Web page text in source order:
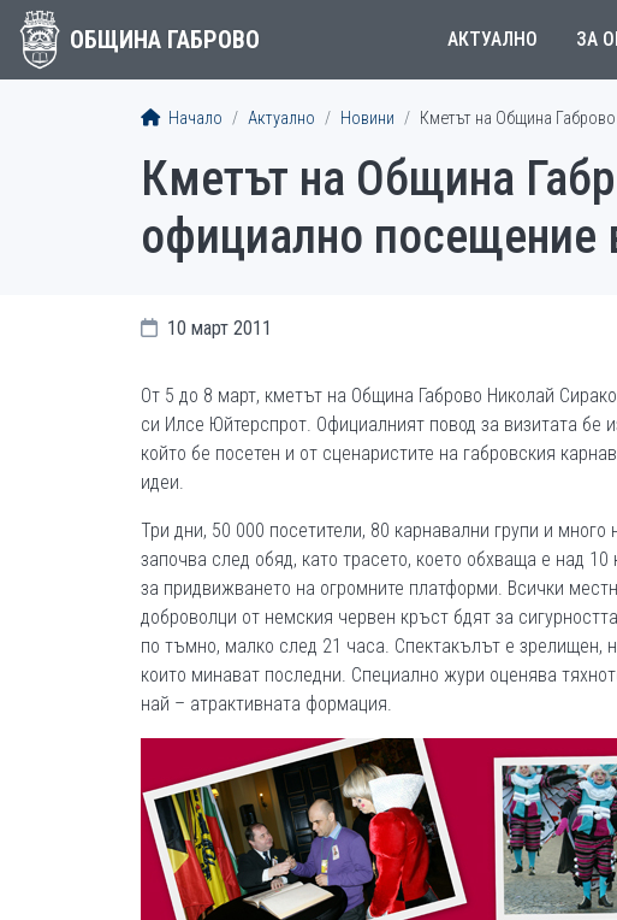
ОБЩИНА ГАБРОВО АКТУАЛНО ЗА
Начало Актуално Новини Кметът на Община
Кметът на Община
официално посещение
10 март 2011
От 5 до 8 март, кметът на Община Габрово Николай
си Илсе Юйтерспрот. Официалният повод за визитата бе
който бе посетен и от сценаристите на габровския
идеи.
Три дни, 50 000 посетители, 80 карнавални групи и
започва след обяд, като трасето, което обхваща е над
за придвижването на огромните платформи. Всички
доброволци от немския червен кръст бдят за
по тъмно, малко след 21 часа. Спектакълът е зрелищен,
които минават последни. Специално жури оценява
най – атрактивната формация.